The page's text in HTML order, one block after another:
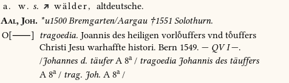
a.
w. s. wälder,
altdeutsche.
Aal, Joh. *u1500Bremgarten/Aargau†1551 Solothurn.
O[⸺]
tragoedia. Joannis des heiligen vorluffers vnd tuffers
Christi Jesu warhaffte histori. Bern 1549. — QVI—.
/Johannes d. täuferA 8a/ tragoedia Johannis des täuffers
A 8a/ trag. Joh. A 8a/